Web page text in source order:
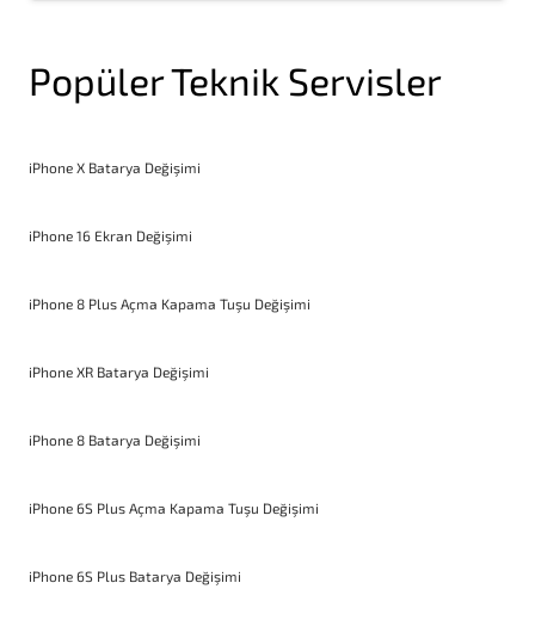
Popüler Teknik Servisler
iPhone X Batarya Değişimi
iPhone 16 Ekran Değişimi
iPhone 8 Plus Açma Kapama Tuşu Değişimi
iPhone XR Batarya Değişimi
iPhone 8 Batarya Değişimi
iPhone 6S Plus Açma Kapama Tuşu Değişimi
iPhone 6S Plus Batarya Değişimi